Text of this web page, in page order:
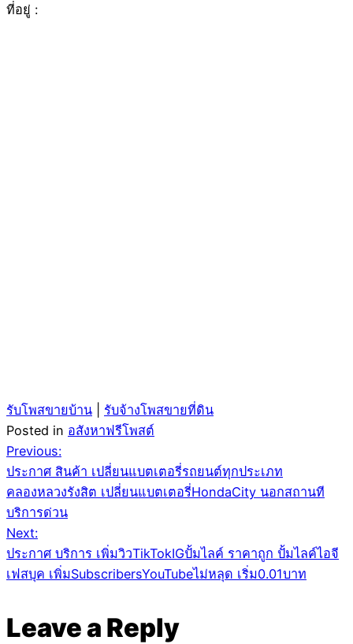
ที่อยู่ :
รับโพสขายบ้าน
รับจ้างโพสขายที่ดิน
Posted in อสังหาฟรีโพสต์
Post
navigation
Previous:
ประกาศ สินค้า เปลี่ยนแบตเตอรี่รถยนต์ทุกประเภท
คลองหลวงรังสิต เปลี่ยนแบตเตอรี่HondaCity นอกสถานที
บริการด่วน
Next:
ประกาศ บริการ เพิ่มวิวTikTokIGปั้มไลค์ ราคาถูก ปั้มไลค์ไอจี
เฟสบุค เพิ่มSubscribersYouTubeไม่หลุด เริ่ม0.01บาท
Leave a Reply